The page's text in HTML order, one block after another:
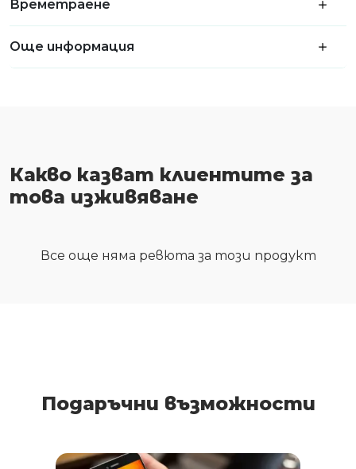
Времетраене
Още информация
Какво казват клиентите за
това изживяване
Все още няма ревюта за този продукт
Подаръчни възможности